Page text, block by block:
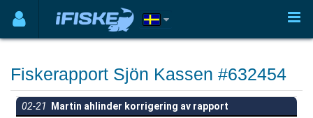
Fiskerapport Sjön Kassen #632454
02-21
Martin ahlinder korrigering av rapport